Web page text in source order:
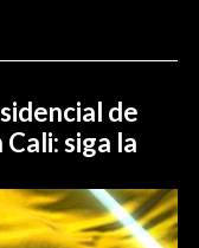
de
siga la